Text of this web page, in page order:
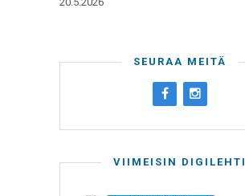
SEURAA MEITÄ
VIIMEISIN DIGILEHTI